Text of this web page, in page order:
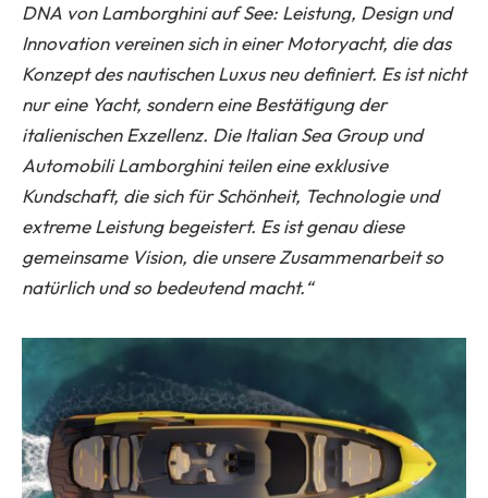
DNA von Lamborghini auf See: Leistung, Design und
Innovation vereinen sich in einer Motoryacht, die das
Konzept des nautischen Luxus neu definiert. Es ist nicht
nur eine Yacht, sondern eine Bestätigung der
italienischen Exzellenz. Die Italian Sea Group und
Automobili Lamborghini teilen eine exklusive
Kundschaft, die sich für Schönheit, Technologie und
extreme Leistung begeistert. Es ist genau diese
gemeinsame Vision, die unsere Zusammenarbeit so
natürlich und so bedeutend macht.“